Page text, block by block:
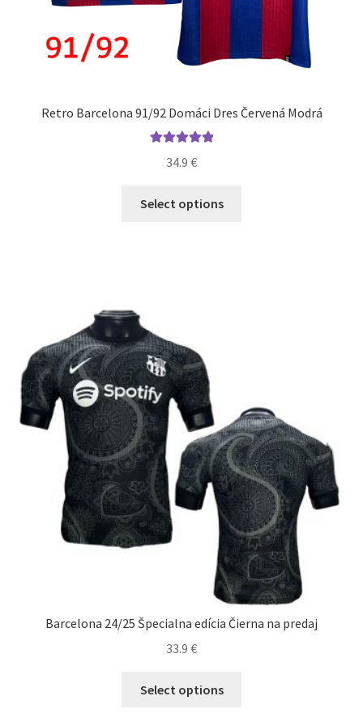
Retro Barcelona 91/92 Domáci Dres Červená Modrá
34.9 €
Select options
produktu.
Barcelona 24/25 Špecialna edícia Čierna na predaj
33.9 €
Select options